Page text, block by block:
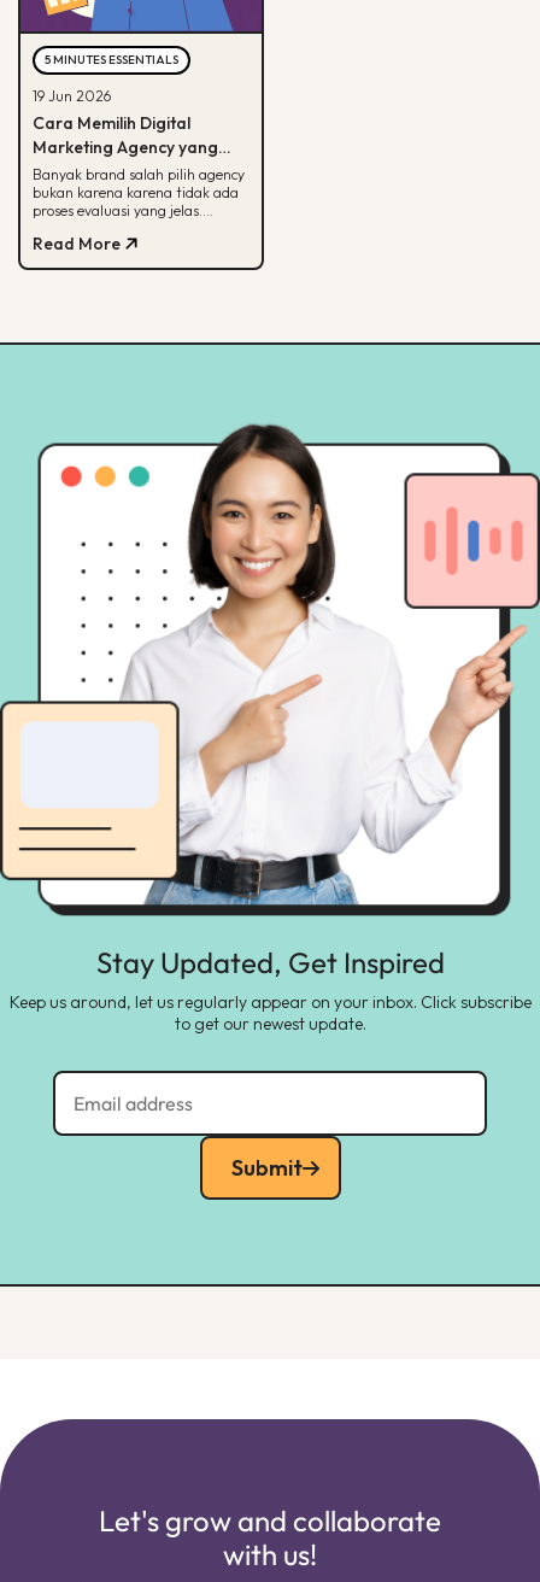
5 MINUTES ESSENTIALS
19 Jun 2026
Cara Memilih Digital
Marketing Agency yang
Tepat untuk Bisnis Kamu
Banyak brand salah pilih agency
bukan karena karena tidak ada
proses evaluasi yang jelas.
menilai agency dari spesialisasi,
track record, hingga
Read More
Stay Updated, Get Inspired
Keep us around, let us regularly appear on your inbox. Click subscribe
to get our newest update.
Submit
Let's grow and collaborate
with us!